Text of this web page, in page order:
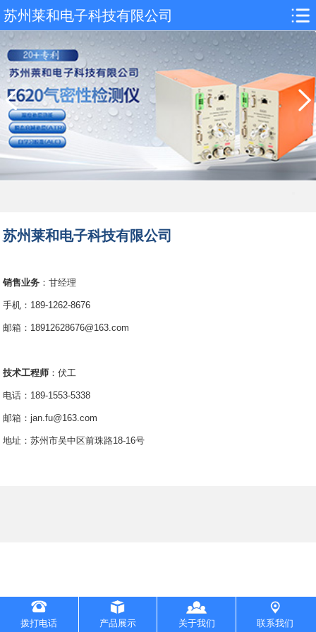
苏州莱和电子科技有限公司
苏州莱和电子科技有限公司
销售业务 ：甘经理
手机：189-1262-8676
邮箱：18912628676@163.com
技术工程师 ：伏工
电话：189-1553-5338
邮箱：jan.fu@163.com
地址：苏州市吴中区前珠路18-16号
拨打电话 产品展示 关于我们 联系我们